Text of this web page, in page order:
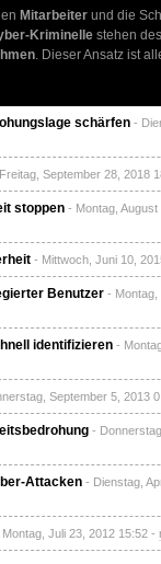
Mitarbeiter und die
Kriminelle stehen
. Dieser Ansatz ist
schärfen -
September 28, 2018
stoppen - Montag,
- Mittwoch, Juni 10,
Benutzer - Montag,
identifizieren -
September 5, 2013
-
Attacken - Dienstag,
Montag, Juli 23, 2012 15:52 -